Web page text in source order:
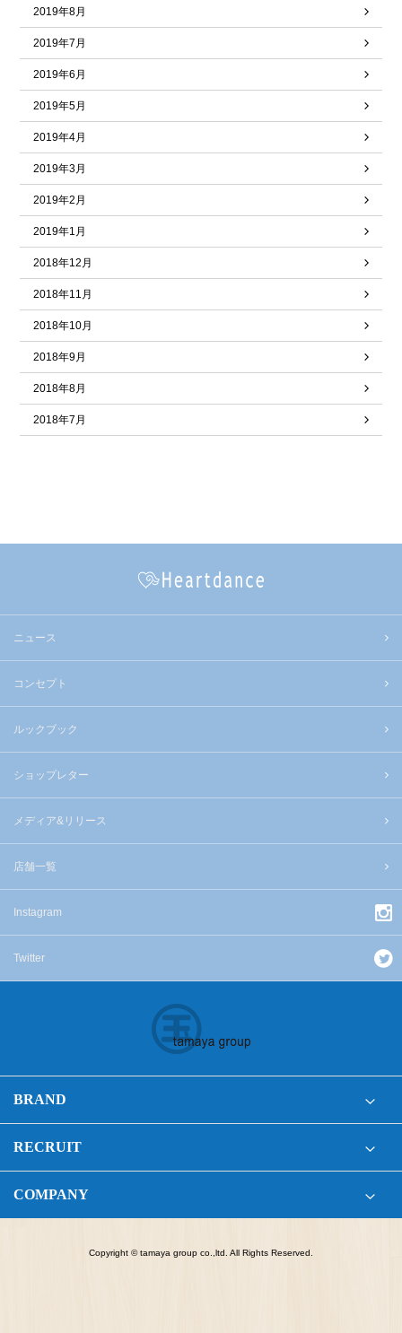
2019年8月
2019年7月
2019年6月
2019年5月
2019年4月
2019年3月
2019年2月
2019年1月
2018年12月
2018年11月
2018年10月
2018年9月
2018年8月
2018年7月
ニュース
コンセプト
ルックブック
ショップレター
メディア&リリース
店舗一覧
Instagram
Twitter
BRAND
RECRUIT
COMPANY
Copyright © tamaya group co.,ltd. All Rights Reserved.